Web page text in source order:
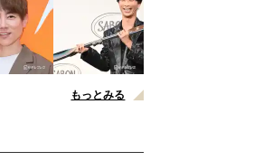
もっとみる